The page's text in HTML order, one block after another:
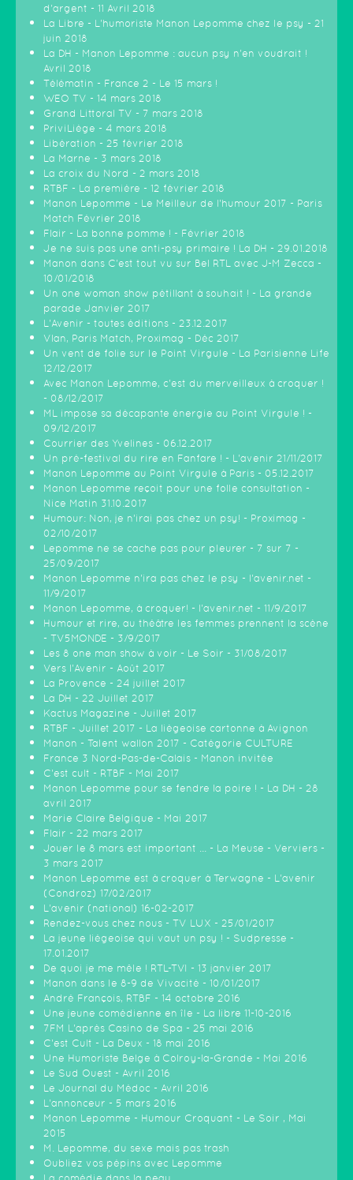
d'argent - 11 Avril 2018
La Libre - L'humoriste Manon Lepomme chez le psy - 21
juin 2018
La DH - Manon Lepomme : aucun psy n'en voudrait !
Avril 2018
Télématin - France 2 - Le 15 mars !
WEO TV - 14 mars 2018
Grand Littoral TV - 7 mars 2018
PriviLiège - 4 mars 2018
Libération - 25 février 2018
La Marne - 3 mars 2018
La croix du Nord - 2 mars 2018
RTBF - La première - 12 février 2018
Manon Lepomme - Le Meilleur de l'humour 2017 - Paris
Match Février 2018
Flair - La bonne pomme ! - Février 2018
Je ne suis pas une anti-psy primaire ! La DH - 29.01.2018
Manon dans C'est tout vu sur Bel RTL avec J-M Zecca -
10/01/2018
Un one woman show pétillant à souhait ! - La grande
parade Janvier 2017
L'Avenir - toutes éditions - 23.12.2017
Vlan, Paris Match, Proximag - Déc 2017
Un vent de folie sur le Point Virgule - La Parisienne Life
12/12/2017
Avec Manon Lepomme, c'est du merveilleux à croquer !
- 08/12/2017
ML impose sa décapante énergie au Point Virgule ! -
09/12/2017
Courrier des Yvelines - 06.12.2017
Un pré-festival du rire en Fanfare ! - L'avenir 21/11/2017
Manon Lepomme au Point Virgule à Paris - 05.12.2017
Manon Lepomme reçoit pour une folle consultation -
Nice Matin 31.10.2017
Humour: Non, je n’irai pas chez un psy! - Proximag -
02/10/2017
Lepomme ne se cache pas pour pleurer - 7 sur 7 -
25/09/2017
Manon Lepomme n'ira pas chez le psy - l'avenir.net -
11/9/2017
Manon Lepomme, à croquer! - l'avenir.net - 11/9/2017
Humour et rire, au théâtre les femmes prennent la scène
- TV5MONDE - 3/9/2017
Les 8 one man show à voir - Le Soir - 31/08/2017
Vers l'Avenir - Août 2017
La Provence - 24 juillet 2017
La DH - 22 Juillet 2017
Kactus Magazine - Juillet 2017
RTBF - Juillet 2017 - La liègeoise cartonne à Avignon
Manon - Talent wallon 2017 - Catégorie CULTURE
France 3 Nord-Pas-de-Calais - Manon invitée
C'est cult - RTBF - Mai 2017
Manon Lepomme pour se fendre la poire ! - La DH - 28
avril 2017
Marie Claire Belgique - Mai 2017
Flair - 22 mars 2017
Jouer le 8 mars est important ... - La Meuse - Verviers -
3 mars 2017
Manon Lepomme est à croquer à Terwagne - L'avenir
(Condroz) 17/02/2017
L'avenir (national) 16-02-2017
Rendez-vous chez nous - TV LUX - 25/01/2017
La jeune liégeoise qui vaut un psy ! - Sudpresse -
17.01.2017
De quoi je me mêle ! RTL-TVI - 13 janvier 2017
Manon dans le 8-9 de Vivacité - 10/01/2017
André François, RTBF - 14 octobre 2016
Une jeune comédienne en île - La libre 11-10-2016
7FM L'après Casino de Spa - 25 mai 2016
C'est Cult - La Deux - 18 mai 2016
Une Humoriste Belge à Colroy-la-Grande - Mai 2016
Le Sud Ouest - Avril 2016
Le Journal du Médoc - Avril 2016
L'annonceur - 5 mars 2016
Manon Lepomme - Humour Croquant - Le Soir , Mai
2015
M. Lepomme, du sexe mais pas trash
Oubliez vos pépins avec Lepomme